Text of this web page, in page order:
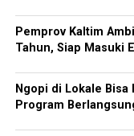
Pemprov Kaltim
Tahun, Siap Masuki
Ngopi di Lokale Bisa
Program